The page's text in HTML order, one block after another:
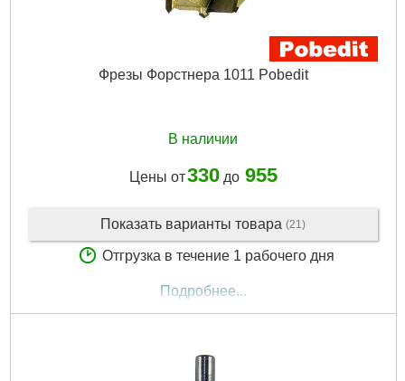
Фрезы Форстнера 1011 Pobedit
В наличии
Цены от330до 955
Показать варианты товара (21)
Отгрузка в течение 1 рабочего дня
Подробнее...